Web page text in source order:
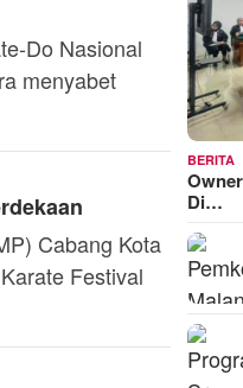
Do Nasional
menyabet
Cabang Kota
Festival
BERITA
Di…